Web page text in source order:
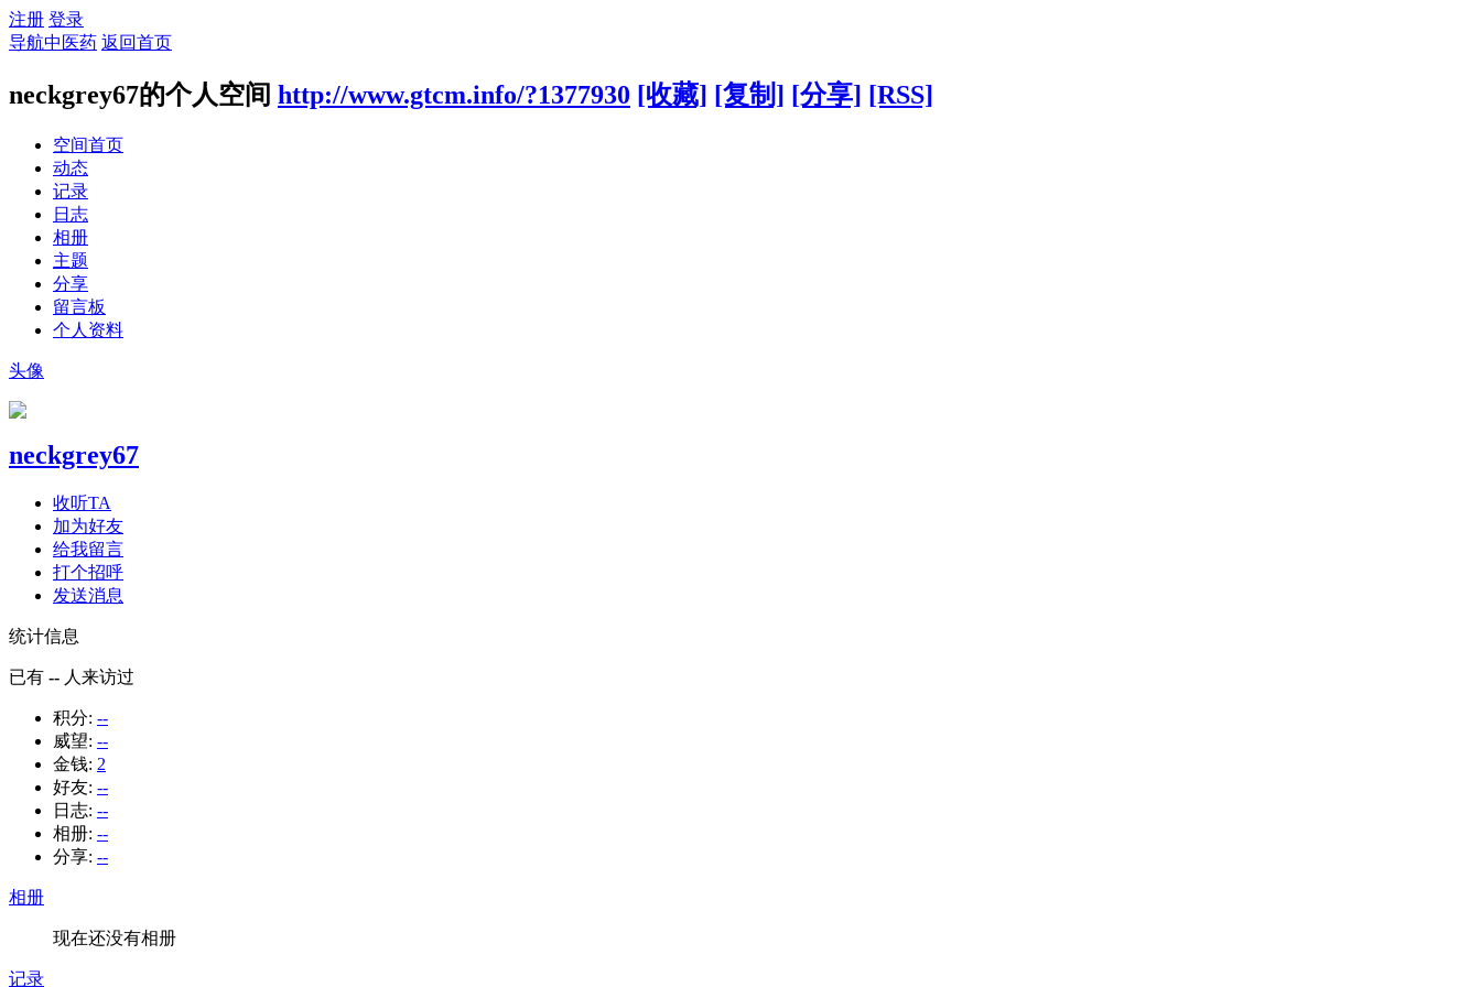
注册 登录
导航中医药 返回首页
neckgrey67的个人空间 http://www.gtcm.info/?1377930 [收藏] [复制] [分享] [RSS]
空间首页
动态
记录
日志
相册
主题
分享
留言板
个人资料
头像
neckgrey67
收听TA
加为好友
给我留言
打个招呼
发送消息
统计信息
已有 -- 人来访过
积分: --
威望: --
金钱: 2
好友: --
日志: --
相册: --
分享: --
相册
现在还没有相册
记录